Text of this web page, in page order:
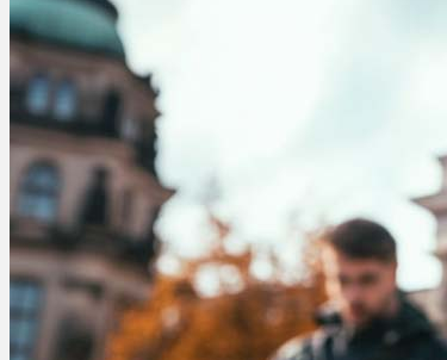
Blüten
Ablauf
Therapien
Alle Krankheiten